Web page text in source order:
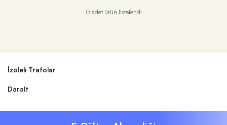
0 adet ürün listelendi
İzoleli Trafolar
Daralt